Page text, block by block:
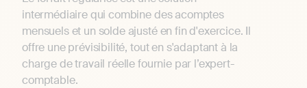
intermédiaire qui combine des acomptes
mensuels et un solde ajusté en fin d'exercice. Il
offre une prévisibilité, tout en s'adaptant à la
charge de travail réelle fournie par l’expert-
comptable.